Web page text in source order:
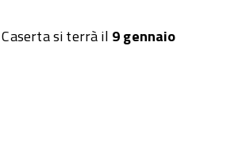
si terrà il 9 gennaio